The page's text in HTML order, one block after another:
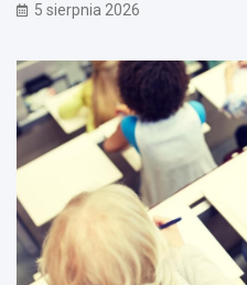
5 sierpnia 2026